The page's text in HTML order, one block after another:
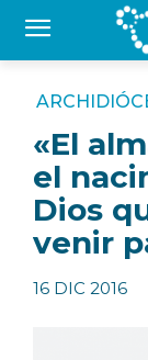
«El
el
Dios
venir
16 DIC 2016